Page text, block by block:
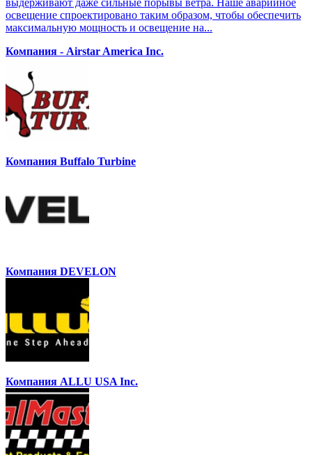
выдерживают даже сильные порывы ветра. Наше аварийное
освещение спроектировано таким образом, чтобы обеспечить
максимальную мощность и освещение на...
Компания - Airstar America Inc.
Компания Buffalo Turbine
Компания DEVELON
Компания ALLU USA Inc.